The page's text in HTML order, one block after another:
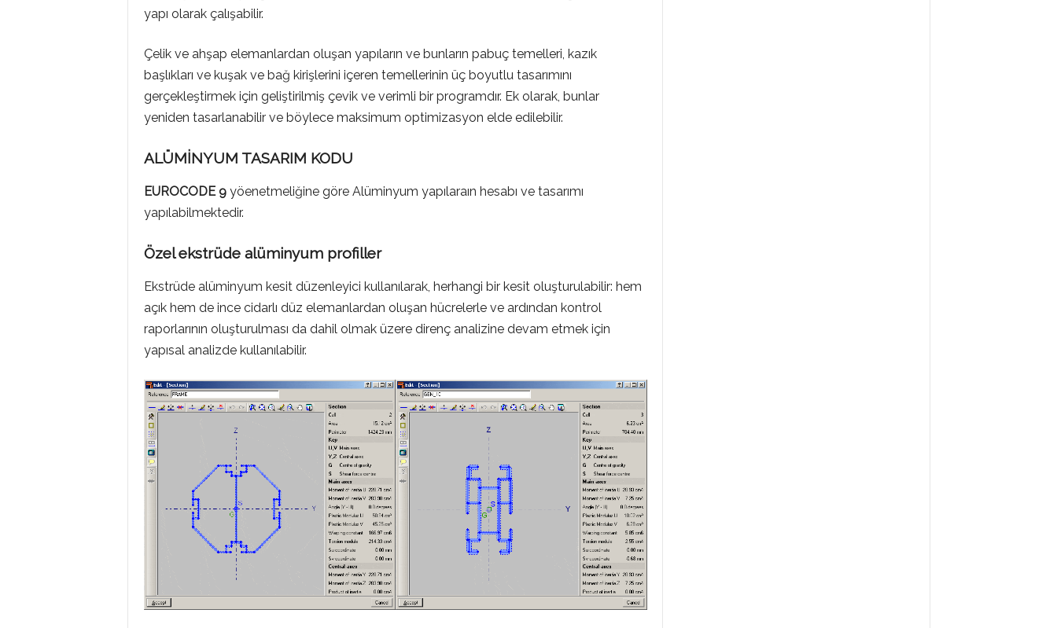
yapı olarak çalışabilir.
Çelik ve ahşap elemanlardan oluşan yapıların ve bunların pabuç temelleri, kazık
başlıkları ve kuşak ve bağ kirişlerini içeren temellerinin üç boyutlu tasarımını
gerçekleştirmek için geliştirilmiş çevik ve verimli bir programdır. Ek olarak, bunlar
yeniden tasarlanabilir ve böylece maksimum optimizasyon elde edilebilir.
ALÜMİNYUM TASARIM KODU
EUROCODE 9yöenetmeliğine göre Alüminyum yapılaraın hesabı ve tasarımı
yapılabilmektedir.
Özel ekstrüde alüminyum profiller
Ekstrüde alüminyum kesit düzenleyici kullanılarak, herhangi bir kesit oluşturulabilir: hem
açık hem de ince cidarlı düz elemanlardan oluşan hücrelerle ve ardından kontrol
raporlarının oluşturulması da dahil olmak üzere direnç analizine devam etmek için
yapısal analizde kullanılabilir.